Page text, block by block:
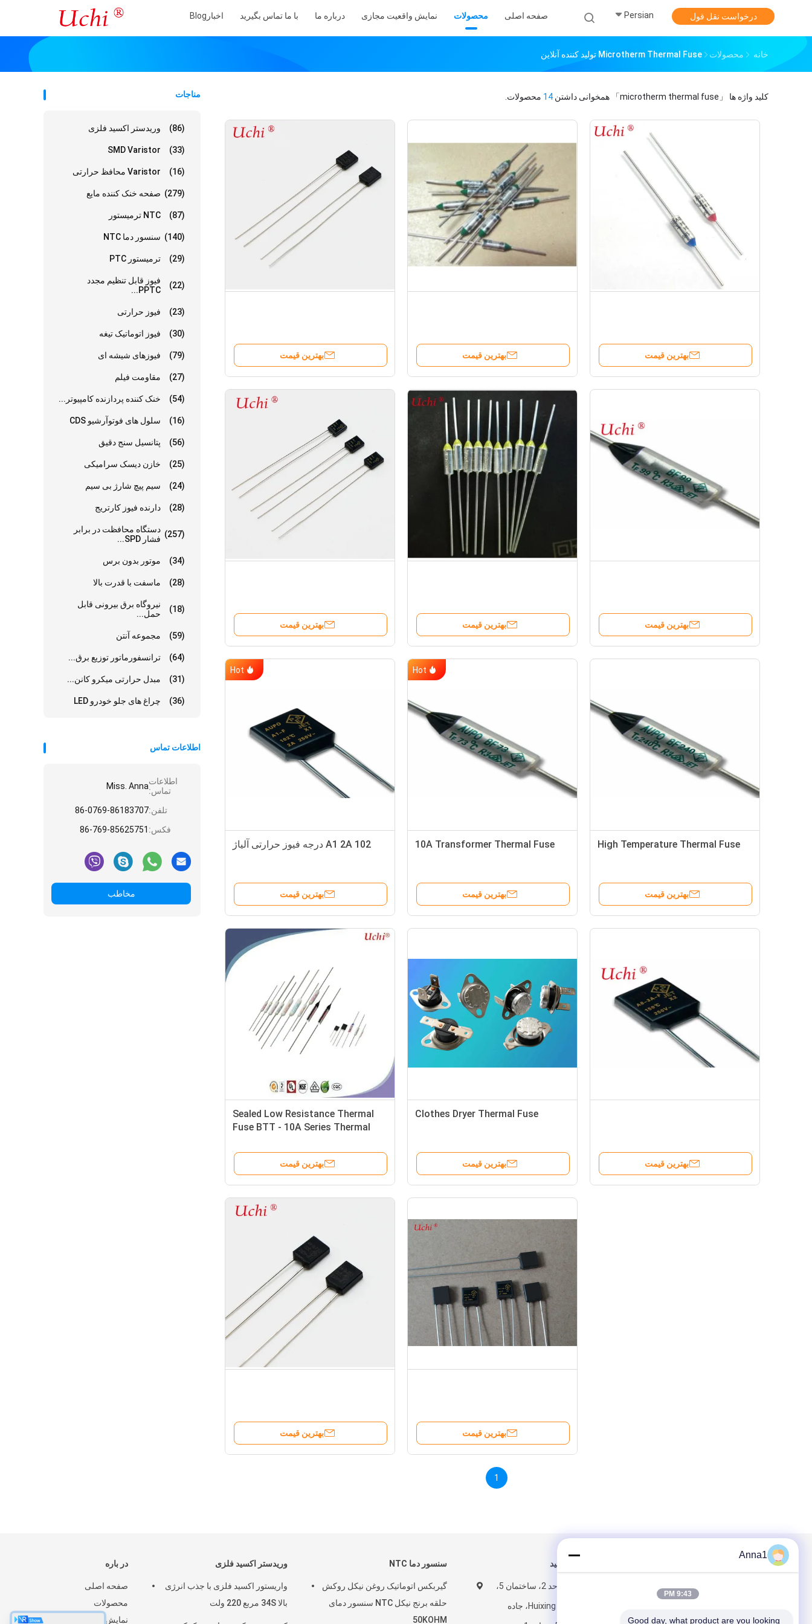
صفحه اصلی محصولات نمایش واقعیت مجازی درباره ما با ما تماس بگیرید اخبار Blog Persian درخواست نقل قول
خانه محصولات Microtherm Thermal Fuse تولید کننده آنلاین
مناجات
وریدستر اکسید فلزی (86)
SMD Varistor (33)
Varistor محافظ حرارتی (16)
صفحه خنک کننده مایع (279)
NTC ترمیستور (87)
سنسور دما NTC (140)
ترمیستور PTC (29)
فیوز قابل تنظیم مجدد
PPTC...
(22)
فیوز حرارتی (23)
فیوز اتوماتیک تیغه (30)
فیوزهای شیشه ای (79)
مقاومت فیلم (27)
خنک کننده پردازنده کامپیوتر... (54)
سلول های فوتوآرشیو CDS (16)
پتانسیل سنج دقیق (56)
خازن دیسک سرامیکی (25)
سیم پیچ شارژ بی سیم (24)
دارنده فیوز کارتریج (28)
دستگاه محافظت در برابر
فشار SPD...
(257)
موتور بدون برس (34)
ماسفت با قدرت بالا (28)
نیروگاه برق بیرونی قابل
حمل...
(18)
مجموعه آنتن (59)
ترانسفورماتور توزیع برق... (64)
مبدل حرارتی میکرو کانن... (31)
چراغ های جلو خودرو LED (36)
اطلاعات تماس
اطلاعات
تماس:Miss. Anna
تلفن:86-0769-86183707
فکس: 86-769-85625751
مخاطب
کلید واژه ها 「microtherm thermal fuse」 همخوانی داشتن 14 محصولات.
بهترین قیمت بهترین قیمت بهترین قیمت
بهترین قیمت بهترین قیمت بهترین قیمت
Hot
A1 2A 102 درجه فیوز حرارتی آلیاژ
بهترین قیمت
Hot
10A Transformer Thermal Fuse
بهترین قیمت
High Temperature Thermal Fuse
بهترین قیمت
Sealed Low Resistance Thermal
Fuse BTT - 10A Series Thermal
بهترین قیمت
Clothes Dryer Thermal Fuse
بهترین قیمت بهترین قیمت
بهترین قیمت بهترین قیمت
1
در باره
صفحه اصلی
محصولات
نمایش واقعیت مجازی
وریدستر اکسید فلزی
واریستور اکسید فلزی با جذب انرژی
بالا 34S مربع 220 ولت
سنسور دما NTC
گیربکس اتوماتیک روغن نیکل روکش
حلقه برنج نیکل NTC سنسور دمای
50KOHM
ما را دنبال کنید
اتاق 810، واحد 2، ساختمان 5،
مرکز تجاری Huixing، جاده
Anna1
9:43 PM
Good day, what product are you looking